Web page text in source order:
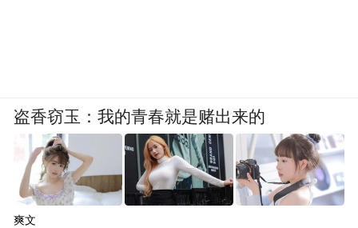
盗香窃玉：我的青春就是赌出来的
爽文